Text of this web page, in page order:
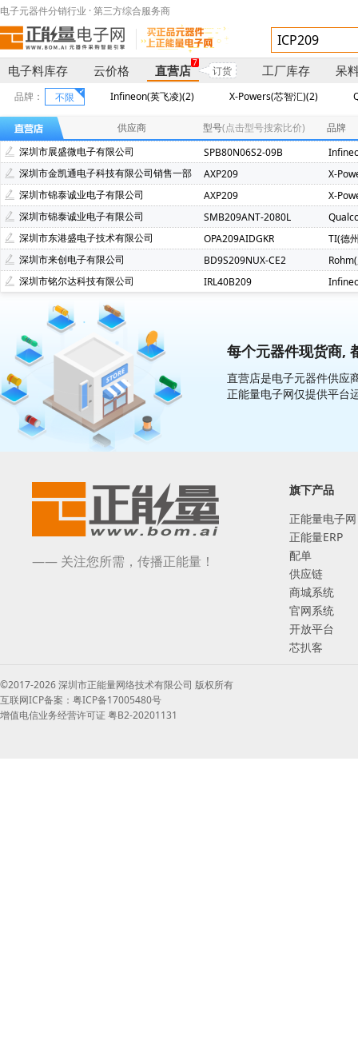
电子元器件分销行业 · 第三方综合服务商
电子料库存 云价格 直营店
7
订货 工厂库存 呆
品牌： 不限 Infineon(英飞凌)(2) X-Powers(芯智汇)(2)
供应商 型号(点击型号搜索比价)
品牌
深圳市展盛微电子有限公司
SPB80N06S2-09B
深圳市金凯通电子科技有限公司销售一部
AXP209
X-
深圳市锦泰诚业电子有限公司
AXP209
X-
深圳市锦泰诚业电子有限公司
SMB209ANT-2080L
深圳市东港盛电子技术有限公司
OPA209AIDGKR
TI(德
深圳市来创电子有限公司
BD9S209NUX-CE2
深圳市铭尔达科技有限公司
IRL40B209
每个元器件现货商,
直营店是电子元器件供应
正能量电子网仅提供平台
—— 关注您所需，传播正能量！
旗下产品
正能量电子网
正能量ERP
配单
供应链
商城系统
官网系统
开放平台
芯扒客
©2017-2026 深圳市正能量网络技术有限公司 版权所有
互联网ICP备案：粤ICP备17005480号
增值电信业务经营许可证 粤B2-20201131